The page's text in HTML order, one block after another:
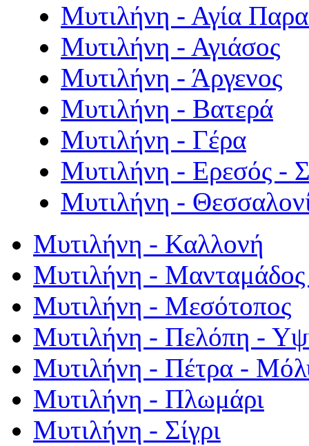
Μυτιλήνη - Αγία
Μυτιλήνη - Αγιάσος
Μυτιλήνη - Άργενος
Μυτιλήνη - Βατερά
Μυτιλήνη - Γέρα
Μυτιλήνη - Ερεσός -
Μυτιλήνη -
Μυτιλήνη - Καλλονή
Μυτιλήνη - Μανταμάδος
Μυτιλήνη - Μεσότοπος
Μυτιλήνη - Πελόπη -
Μυτιλήνη - Πέτρα -
Μυτιλήνη - Πλωμάρι
Μυτιλήνη - Σίγρι